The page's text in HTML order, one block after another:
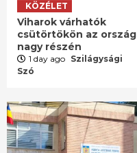
KÖZÉLET
Viharok várhatók
csütörtökön az ország
nagy részén
1 day ago Szilágysági
Szó